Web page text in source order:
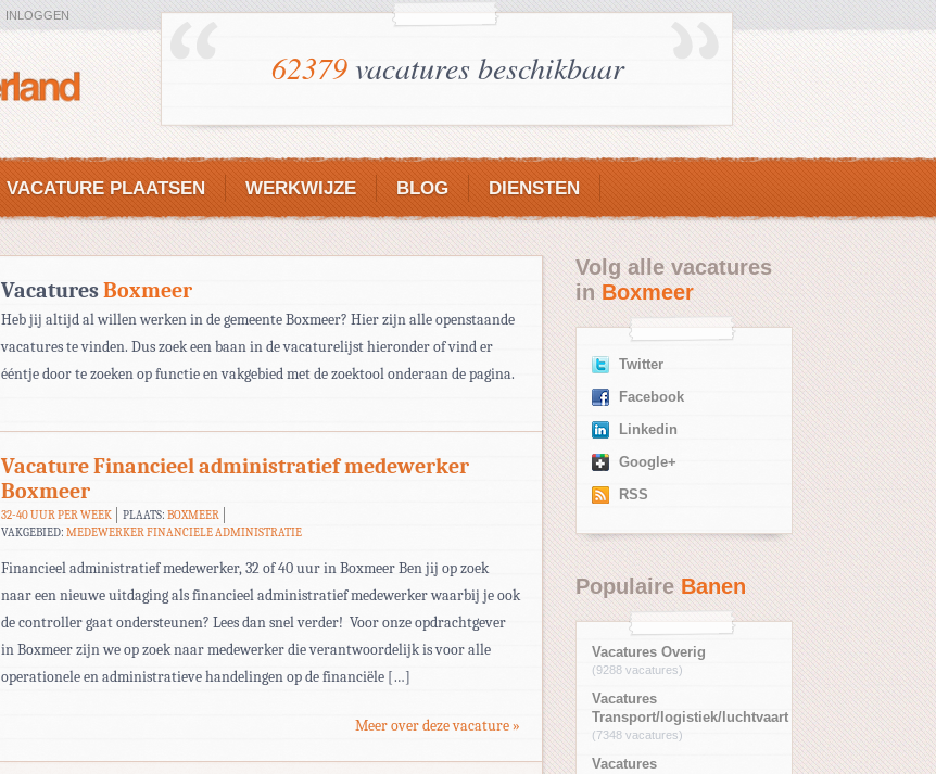
INLOGGEN
62379vacatures beschikbaar
VACATURE PLAATSEN WERKWIJZE BLOG DIENSTEN
VacaturesBoxmeer
Heb jij altijd al willen werken in de gemeente Boxmeer? Hier zijn alle openstaande
vacatures te vinden. Dus zoek een baan in de vacaturelijst hieronder of vind er
ééntje door te zoeken op functie en vakgebied met de zoektool onderaan de pagina.
Vacature Financieel administratief medewerker
Boxmeer
32-40 UUR PER WEEK PLAATS: BOXMEER
VAKGEBIED: MEDEWERKER FINANCIELE ADMINISTRATIE
Financieel administratief medewerker, 32 of 40 uur in Boxmeer Ben jij op zoek
naar een nieuwe uitdaging als financieel administratief medewerker waarbij je ook
de controller gaat ondersteunen? Lees dan snel verder! Voor onze opdrachtgever
in Boxmeer zijn we op zoek naar medewerker die verantwoordelijk is voor alle
operationele en administratieve handelingen op de financiële […]
Meer over deze vacature »
Volg alle vacatures
inBoxmeer
Twitter
Facebook
Linkedin
Google+
RSS
PopulaireBanen
Vacatures Overig
(9288 vacatures)
Vacatures
Transport/logistiek/luchtvaart
(7348 vacatures)
Vacatures